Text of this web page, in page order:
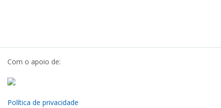
Com o apoio de:
Política de privacidade